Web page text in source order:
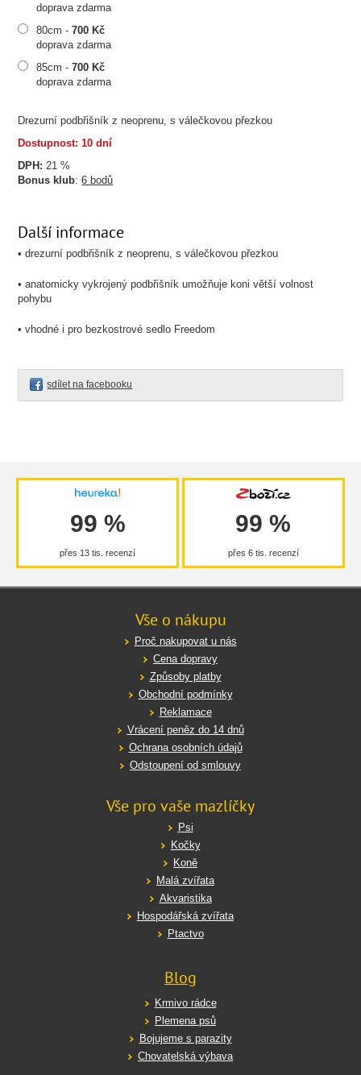
Drezurní podbřišník z neoprenu, s válečkovou přezkou
Dostupnost: 10 dní
DPH: 21 %
Bonus klub:6 bodů
doprava zdarma
80cm -700 Kč
doprava zdarma
85cm -700 Kč
doprava zdarma
Další informace
• drezurní podbřišník z neoprenu, s válečkovou přezkou
• anatomicky vykrojený podbřišník umožňuje koni větší volnost
pohybu
• vhodné i pro bezkostrové sedlo Freedom
sdílet na facebooku
99 %
přes 13 tis. recenzí
99 %
přes 6 tis. recenzí
Vše o nákupu
Proč nakupovat u nás
Cena dopravy
Způsoby platby
Obchodní podmínky
Reklamace
Vrácení peněz do 14 dnů
Ochrana osobních údajů
Odstoupení od smlouvy
Vše pro vaše mazlíčky
Psi
Kočky
Koně
Malá zvířata
Akvaristika
Hospodářská zvířata
Ptactvo
Blog
Krmivo rádce
Plemena psů
Bojujeme s parazity
Chovatelská výbava